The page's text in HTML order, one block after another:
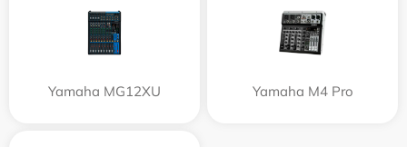
Yamaha MG12XU Yamaha M4 Pro